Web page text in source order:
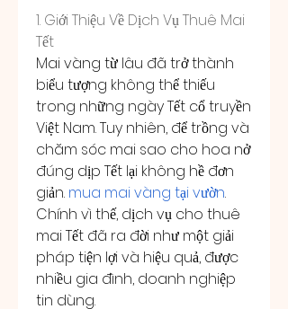
1. Giới Thiệu Về Dịch Vụ Thuê Mai
Tết
Mai vàng từ lâu đã trở thành
biểu tượng không thể thiếu
trong những ngày Tết cổ truyền
Việt Nam. Tuy nhiên, để trồng và
chăm sóc mai sao cho hoa nở
đúng dịp Tết lại không hề đơn
giản. mua mai vàng tại vườn.
Chính vì thế, dịch vụ cho thuê
mai Tết đã ra đời như một giải
pháp tiện lợi và hiệu quả, được
nhiều gia đình, doanh nghiệp
tin dùng.